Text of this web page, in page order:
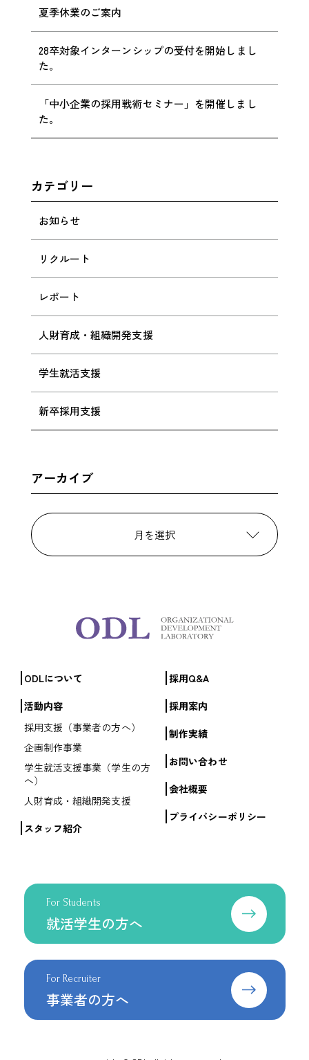
夏季休業のご案内
28卒対象インターンシップの受付を開始しまし
た。
「中小企業の採用戦術セミナー」を開催しまし
た。
カテゴリー
お知らせ
リクルート
レポート
人財育成・組織開発支援
学生就活支援
新卒採用支援
アーカイブ
月を選択
ODLについて
活動内容
採用支援（事業者の方へ）
企画制作事業
学生就活支援事業（学生の方
へ）
人財育成・組織開発支援
スタッフ紹介
採用Q&A
採用案内
制作実績
お問い合わせ
会社概要
プライバシーポリシー
For Students
就活学生の方へ
For Recruiter
事業者の方へ